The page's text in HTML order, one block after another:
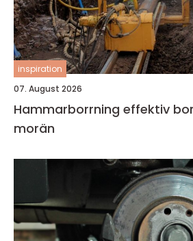
inspiration
07. August 2026
Hammarborrning effektiv borrning i berg och
morän